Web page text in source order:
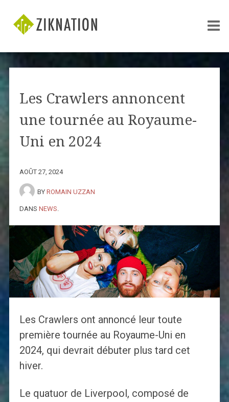
Les Crawlers annoncent
une tournée au Royaume-
Uni en 2024
AOÛT 27, 2024
BY ROMAIN UZZAN
DANS NEWS
Les Crawlers ont annoncé leur toute
première tournée au Royaume-Uni en
2024, qui devrait débuter plus tard cet
hiver.
Le quatuor de Liverpool, composé de